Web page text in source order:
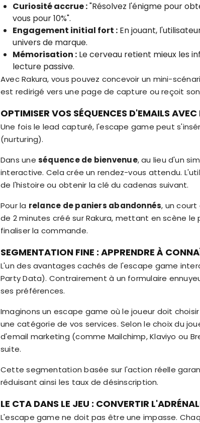
Curiosité accrue :"Résolvez l'énigme pour
vous pour 10%".
Engagement initial fort : En jouant,
univers de marque.
Mémorisation : Le cerveau retient mieux les
lecture passive.
Avec Rakura, vous pouvez concevoir un mini-
est redirigé vers une page de capture ou reçoit
OPTIMISER VOS SÉQUENCES D'EMAILS
Une fois le lead capturé, l'escape game peut
(nurturing).
Dans uneséquence de bienvenue, au lieu d'un
interactive. Cela crée un rendez-vous attendu.
de l'histoire ou obtenir la clé du cadenas suivant.
Pour la relance de paniers abandonnés, un
de 2 minutes créé sur Rakura, mettant en scène
finaliser la commande.
SEGMENTATION FINE : APPRENDRE À
L'un des avantages cachés de l'escape game
Party Data). Contrairement à un formulaire
ses préférences.
Imaginons un escape game où le joueur doit
une catégorie de vos services. Selon le choix du
d'email marketing (comme Mailchimp, Klaviyo ou
suite.
Cette segmentation basée sur l'action réelle
réduisant ainsi les taux de désinscription.
LE CTA DANS LE JEU : CONVERTIR
L'escape game ne doit pas être une impasse.